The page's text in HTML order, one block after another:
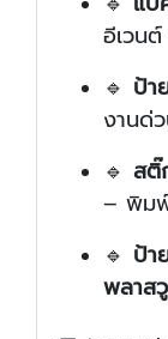
อีเวน
🔹 ป้า
งานด่
🔹 สติ๊
– พิม
🔹 ป้า
พลาส